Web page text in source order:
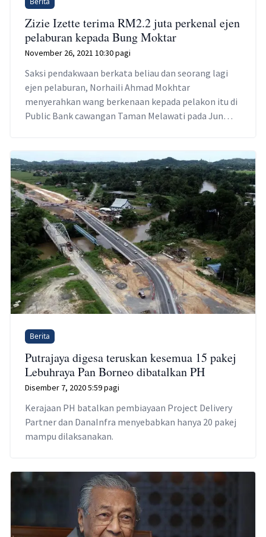
Zizie Izette terima RM2.2 juta perkenal ejen
pelaburan kepada Bung Moktar
November 26, 2021 10:30 pagi
Saksi pendakwaan berkata beliau dan seorang lagi
ejen pelaburan, Norhaili Ahmad Mokhtar
menyerahkan wang berkenaan kepada pelakon itu di
Public Bank cawangan Taman Melawati pada Jun
Berita
Putrajaya digesa teruskan kesemua 15 pakej
Lebuhraya Pan Borneo dibatalkan PH
Disember 7, 2020 5:59 pagi
Kerajaan PH batalkan pembiayaan Project Delivery
Partner dan DanaInfra menyebabkan hanya 20 pakej
mampu dilaksanakan.